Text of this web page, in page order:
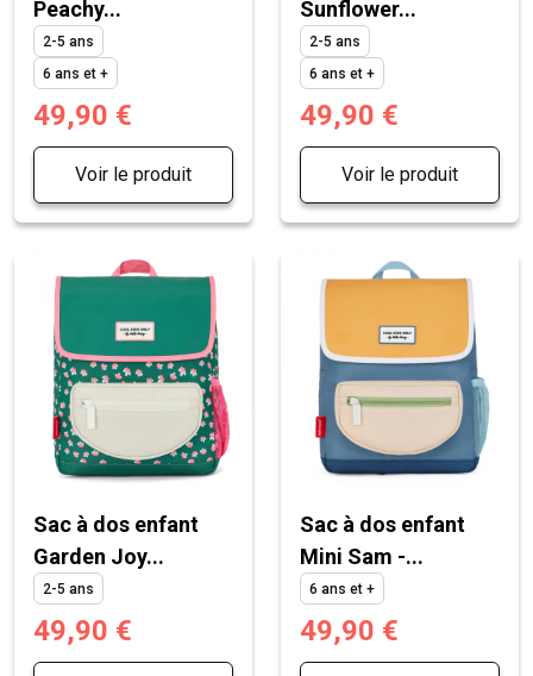
Peachy...
2-5 ans
6 ans et +
49,90 €
Voir le produit
Sunflower...
2-5 ans
6 ans et +
49,90 €
Voir le produit
Sac à dos enfant
Garden Joy...
2-5 ans
49,90 €
Sac à dos enfant
Mini Sam -...
6 ans et +
49,90 €